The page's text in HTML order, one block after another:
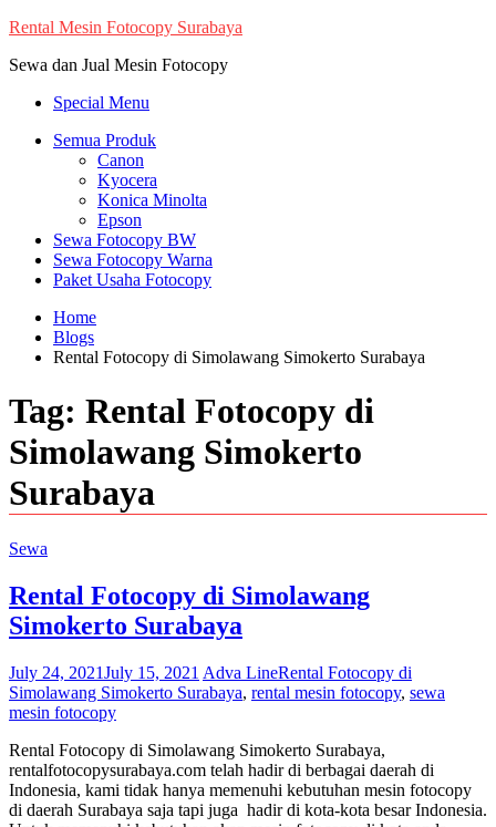
Skip
content
Rental Mesin Fotocopy Surabaya
Sewa dan Jual Mesin Fotocopy
Special Menu
Semua Produk
Canon
Kyocera
Konica Minolta
Epson
Sewa Fotocopy BW
Sewa Fotocopy Warna
Paket Usaha Fotocopy
Home
Blogs
Rental Fotocopy di Simolawang Simokerto Surabaya
Tag: Rental Fotocopy di
Simolawang Simokerto
Surabaya
Sewa
Rental Fotocopy di Simolawang
Simokerto Surabaya
July 24, 2021July 15, 2021 Adva LineRental Fotocopy di
Simolawang Simokerto Surabaya, rental mesin fotocopy, sewa
mesin fotocopy
Rental Fotocopy di Simolawang Simokerto Surabaya,
rentalfotocopysurabaya.com telah hadir di berbagai daerah di
Indonesia, kami tidak hanya memenuhi kebutuhan mesin fotocopy
di daerah Surabaya saja tapi juga hadir di kota-kota besar Indonesia.